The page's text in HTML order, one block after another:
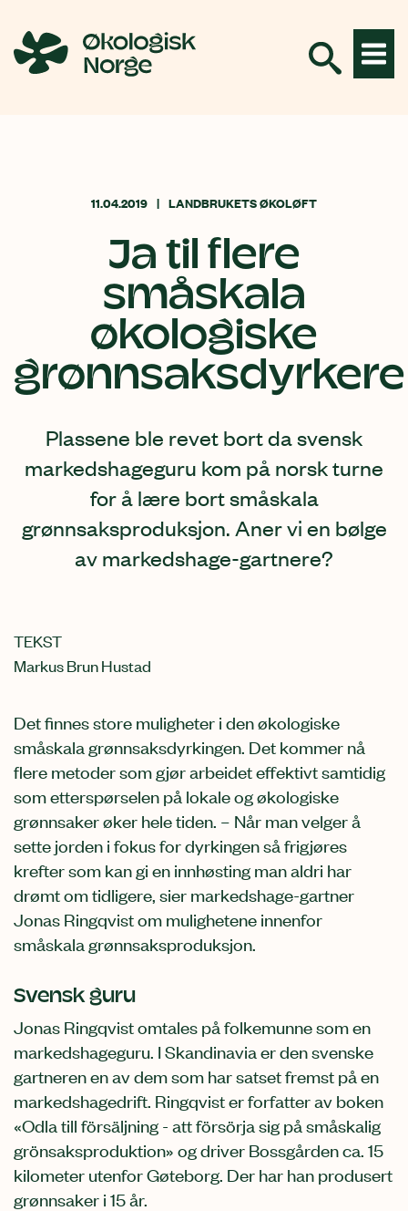
innhold
11.04.2019 LANDBRUKETS ØKOLØFT
​Ja til flere
småskala
økologiske
grønnsaksdyrkere
Plassene ble revet bort da svensk
markedshageguru kom på norsk turne
for å lære bort småskala
grønnsaksproduksjon. Aner vi en bølge
av markedshage-gartnere?
TEKST
Markus Brun Hustad
Det finnes store muligheter i den økologiske
småskala grønnsaksdyrkingen. Det kommer nå
flere metoder som gjør arbeidet effektivt samtidig
som etterspørselen på lokale og økologiske
grønnsaker øker hele tiden. – Når man velger å
sette jorden i fokus for dyrkingen så frigjøres
krefter som kan gi en innhøsting man aldri har
drømt om tidligere, sier markedshage-gartner
Jonas Ringqvist om mulighetene innenfor
småskala grønnsaksproduksjon.
Svensk guru
Jonas Ringqvist omtales på folkemunne som en
markedshageguru. I Skandinavia er den svenske
gartneren en av dem som har satset fremst på en
markedshagedrift. Ringqvist er forfatter av boken
«Odla till försäljning - att försörja sig på småskalig
grönsaksproduktion» og driver Bossgården ca. 15
kilometer utenfor Gøteborg. Der har han produsert
grønnsaker i 15 år.